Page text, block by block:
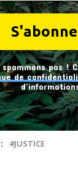
spammons pas !
de
JUSTICE